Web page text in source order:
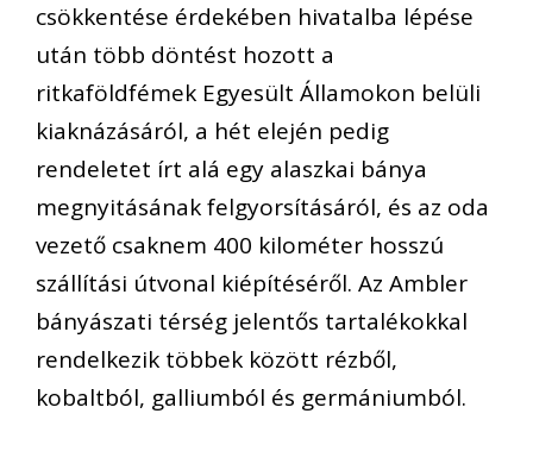
csökkentése érdekében hivatalba lépése
után több döntést hozott a
ritkaföldfémek Egyesült Államokon belüli
kiaknázásáról, a hét elején pedig
rendeletet írt alá egy alaszkai bánya
megnyitásának felgyorsításáról, és az oda
vezető csaknem 400 kilométer hosszú
szállítási útvonal kiépítéséről. Az Ambler
bányászati térség jelentős tartalékokkal
rendelkezik többek között rézből,
kobaltból, galliumból és germániumból.